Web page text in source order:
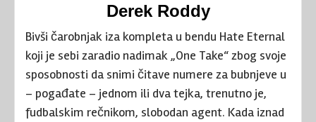
Derek Roddy
Bivši čarobnjak iza kompleta u bendu Hate Eternal
koji je sebi zaradio nadimak „One Take“ zbog svoje
sposobnosti da snimi čitave numere za bubnjeve u
– pogađate – jednom ili dva tejka, trenutno je,
fudbalskim rečnikom, slobodan agent. Kada iznad